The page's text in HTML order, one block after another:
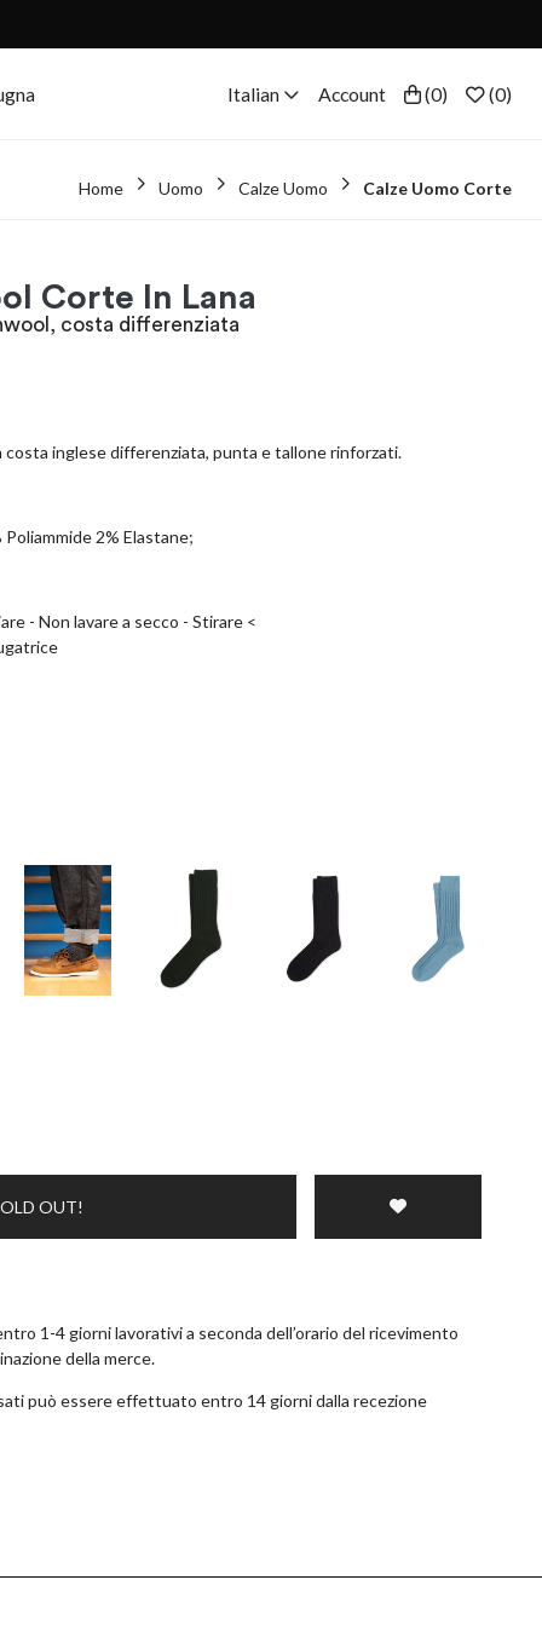
Italian Account (0) (0)
Home Uomo Calze Uomo Calze Uomo Corte
Corte In Lana
costa differenziata
costa inglese differenziata, punta e tallone rinforzati.
2% Elastane;
- Non lavare a secco - Stirare <
OUT!
1-4 giorni lavorativi a seconda dell’orario del ricevimento
della merce.
può essere effettuato entro 14 giorni dalla recezione